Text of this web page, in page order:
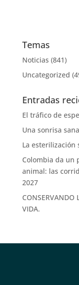
Temas
Noticias (841)
Uncategorized
Entradas
El tráfico de
Una sonrisa
La esterilización
Colombia da un
animal: las
2027
CONSERVANDO
VIDA.